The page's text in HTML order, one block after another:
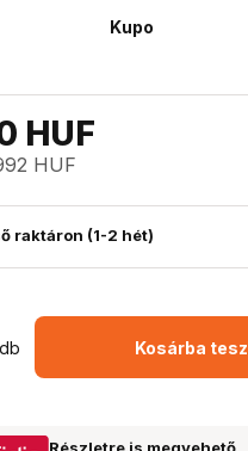
Kupo
HUF
HUF
raktáron (1-2 hét)
db Kosárba tesz